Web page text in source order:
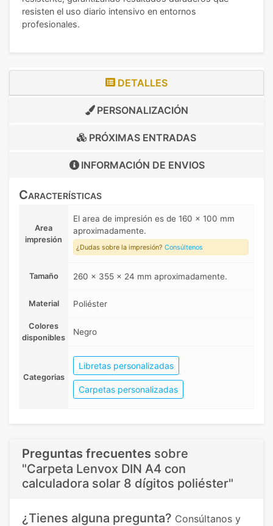
resisten el uso diario intensivo en entornos
profesionales.
DETALLES
PERSONALIZACIÓN
PRÓXIMAS ENTRADAS
INFORMACIÓN DE ENVIOS
Características
Area
impresión
El area de impresión es de 160 x 100 mm
aproximadamente.
¿Dudas sobre la impresión? Consúltenos
Tamaño 260 x 355 x 24 mm aproximadamente.
Material Poliéster
Colores
disponibles
Negro
Categorias
Libretas personalizadas
Carpetas personalizadas
Preguntas frecuentes sobre
"Carpeta Lenvox DIN A4 con
calculadora solar 8 dígitos poliéster"
¿Tienes alguna pregunta? Consúltanos y